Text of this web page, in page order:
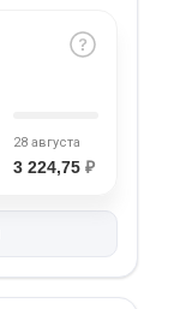
28 августа
3 224,75 ₽